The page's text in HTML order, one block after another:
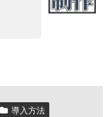
導入方法